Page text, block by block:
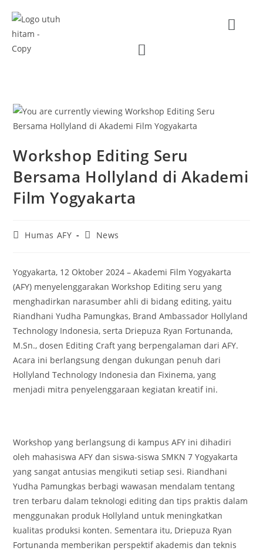
Workshop Editing Seru
Bersama Hollyland di Akademi
Film Yogyakarta
Humas AFY News
Yogyakarta, 12 Oktober 2024 – Akademi Film Yogyakarta
(AFY) menyelenggarakan Workshop Editing seru yang
menghadirkan narasumber ahli di bidang editing, yaitu
Riandhani Yudha Pamungkas, Brand Ambassador Hollyland
Technology Indonesia, serta Driepuza Ryan Fortunanda,
M.Sn., dosen Editing Craft yang berpengalaman dari AFY.
Acara ini berlangsung dengan dukungan penuh dari
Hollyland Technology Indonesia dan Fixinema, yang
menjadi mitra penyelenggaraan kegiatan kreatif ini.
Workshop yang berlangsung di kampus AFY ini dihadiri
oleh mahasiswa AFY dan siswa-siswa SMKN 7 Yogyakarta
yang sangat antusias mengikuti setiap sesi. Riandhani
Yudha Pamungkas berbagi wawasan mendalam tentang
tren terbaru dalam teknologi editing dan tips praktis dalam
menggunakan produk Hollyland untuk meningkatkan
kualitas produksi konten. Sementara itu, Driepuza Ryan
Fortunanda memberikan perspektif akademis dan teknis